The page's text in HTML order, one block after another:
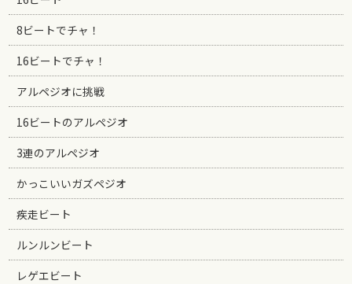
8ビートでチャ！
16ビートでチャ！
アルペジオに挑戦
16ビートのアルペジオ
3連のアルペジオ
かっこいいガズペジオ
疾走ビート
ルンルンビート
レゲエビート